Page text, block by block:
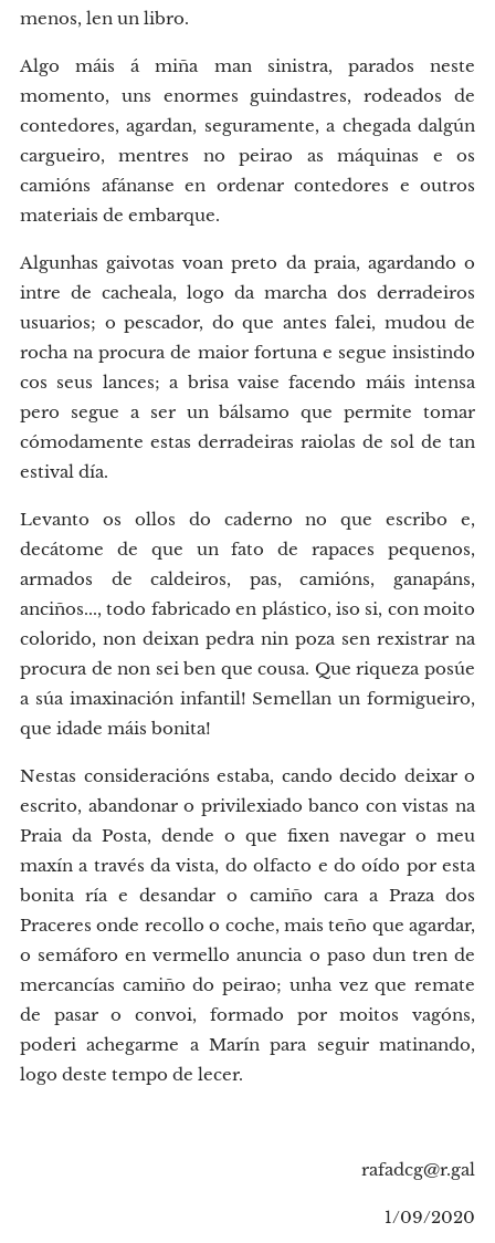
menos, len un libro.
Algo máis á miña man sinistra, parados neste
momento, uns enormes guindastres, rodeados de
contedores, agardan, seguramente, a chegada dalgún
cargueiro, mentres no peirao as máquinas e os
camións afánanse en ordenar contedores e outros
materiais de embarque.
Algunhas gaivotas voan preto da praia, agardando o
intre de cacheala, logo da marcha dos derradeiros
usuarios; o pescador, do que antes falei, mudou de
rocha na procura de maior fortuna e segue insistindo
cos seus lances; a brisa vaise facendo máis intensa
pero segue a ser un bálsamo que permite tomar
cómodamente estas derradeiras raiolas de sol de tan
estival día.
Levanto os ollos do caderno no que escribo e,
decátome de que un fato de rapaces pequenos,
armados de caldeiros, pas, camións, ganapáns,
anciños..., todo fabricado en plástico, iso si, con moito
colorido, non deixan pedra nin poza sen rexistrar na
procura de non sei ben que cousa. Que riqueza posúe
a súa imaxinación infantil! Semellan un formigueiro,
que idade máis bonita!
Nestas consideracións estaba, cando decido deixar o
escrito, abandonar o privilexiado banco con vistas na
Praia da Posta, dende o que fixen navegar o meu
maxín a través da vista, do olfacto e do oído por esta
bonita ría e desandar o camiño cara a Praza dos
Praceres onde recollo o coche, mais teño que agardar,
o semáforo en vermello anuncia o paso dun tren de
mercancías camiño do peirao; unha vez que remate
de pasar o convoi, formado por moitos vagóns,
poderi achegarme a Marín para seguir matinando,
logo deste tempo de lecer.
rafadcg@r.gal
1/09/2020